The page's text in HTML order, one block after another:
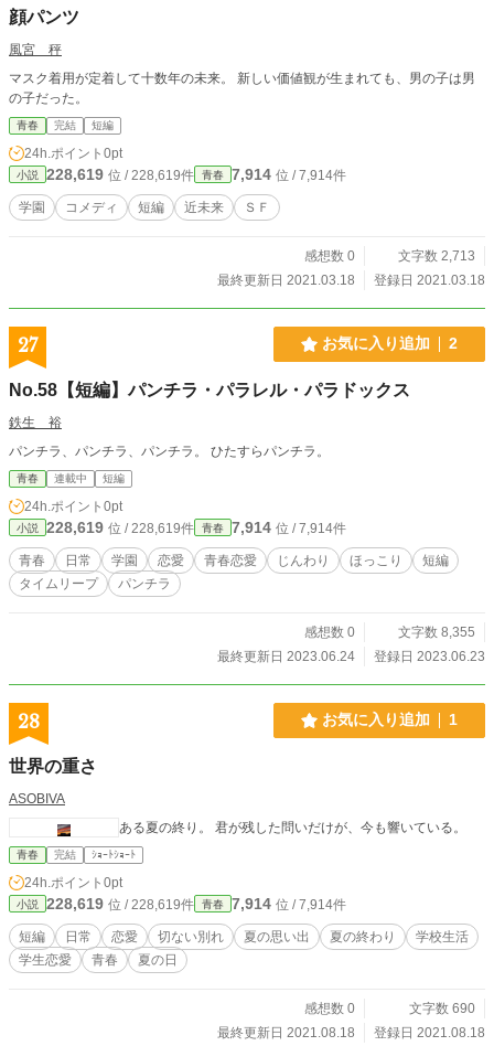
顔パンツ
風宮 秤
マスク着用が定着して十数年の未来。 新しい価値観が生まれても、男の子は男
の子だった。
青春 完結 短編
24h.ポイント 0pt
小説 228,619 位 / 228,619件 青春 7,914 位 / 7,914件
学園 コメディ 短編 近未来 ＳＦ
感想数 0
文字数 2,713
最終更新日 2021.03.18
登録日 2021.03.18
27 お気に入り追加 2
No.58【短編】パンチラ・パラレル・パラドックス
鉄生 裕
パンチラ、パンチラ、パンチラ。 ひたすらパンチラ。
青春 連載中 短編
24h.ポイント 0pt
小説 228,619 位 / 228,619件 青春 7,914 位 / 7,914件
青春 日常 学園 恋愛 青春恋愛 じんわり ほっこり
短編
タイムリープ
パンチラ
感想数 0
文字数 8,355
最終更新日 2023.06.24
登録日 2023.06.23
28 お気に入り追加 1
世界の重さ
ASOBIVA
ある夏の終り。 君が残した問いだけが、今も響いている。
青春 完結 ｼｮｰﾄｼｮｰﾄ
24h.ポイント 0pt
小説 228,619 位 / 228,619件 青春 7,914 位 / 7,914件
短編 日常 恋愛 切ない別れ 夏の思い出 夏の終わり
学校生活
学生恋愛
青春 夏の日
感想数 0
文字数 690
最終更新日 2021.08.18
登録日 2021.08.18